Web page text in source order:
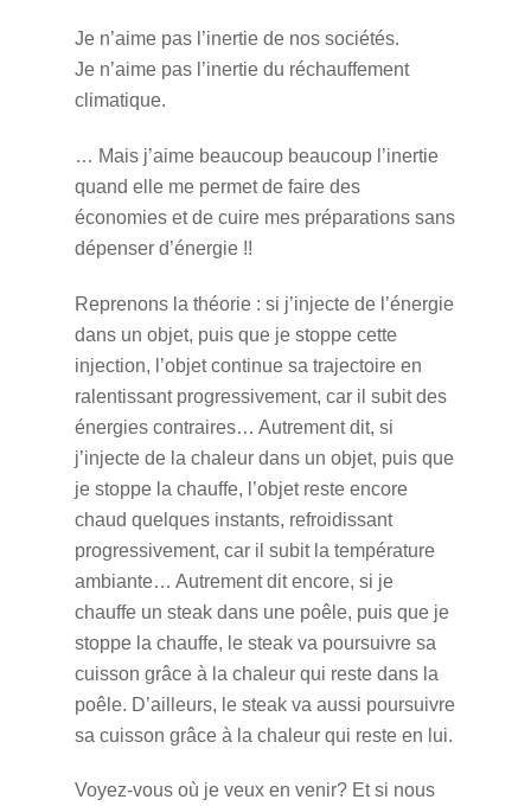
Je n’aime pas l’inertie de nos sociétés.
Je n’aime pas l’inertie du réchauffement
climatique.
… Mais j’aime beaucoup beaucoup l’inertie
quand elle me permet de faire des
économies et de cuire mes préparations sans
dépenser d’énergie !!
Reprenons la théorie : si j’injecte de l’énergie
dans un objet, puis que je stoppe cette
injection, l’objet continue sa trajectoire en
ralentissant progressivement, car il subit des
énergies contraires… Autrement dit, si
j’injecte de la chaleur dans un objet, puis que
je stoppe la chauffe, l’objet reste encore
chaud quelques instants, refroidissant
progressivement, car il subit la température
ambiante… Autrement dit encore, si je
chauffe un steak dans une poêle, puis que je
stoppe la chauffe, le steak va poursuivre sa
cuisson grâce à la chaleur qui reste dans la
poêle. D’ailleurs, le steak va aussi poursuivre
sa cuisson grâce à la chaleur qui reste en lui.
Voyez-vous où je veux en venir? Et si nous